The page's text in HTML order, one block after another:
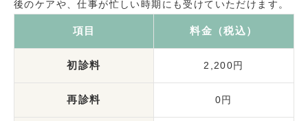
後のケアや、仕事が忙しい時期にも受けていただけます。
項目 料金（税込）
初診料 2,200円
再診料 0円